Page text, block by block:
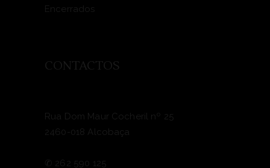
Encerrados
CONTACTOS
Rua Dom Maur Cocheril nº 25
2460-018 Alcobaça
✆ 262 590 125